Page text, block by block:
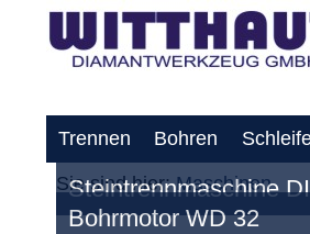
Trennen Bohren
Sie sind hier:Maschinen
Steintrennmaschine
Bohrmotor WD 32